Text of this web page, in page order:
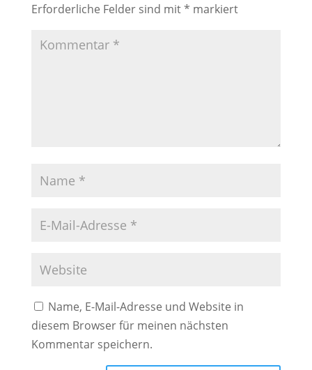
Erforderliche Felder sind mit* markiert
Name, E-Mail-Adresse und Website in
diesem Browser für meinen nächsten
Kommentar speichern.